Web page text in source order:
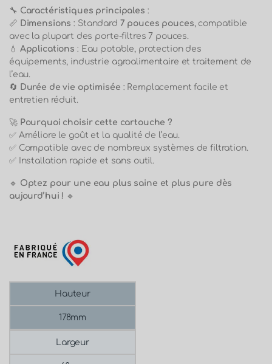
🔧 Caractéristiques principales :
📏 Dimensions : Standard 7 pouces pouces, compatible
avec la plupart des porte-filtres 7 pouces.
💧 Applications : Eau potable, protection des
équipements, industrie agroalimentaire et traitement de
l’eau.
🔄 Durée de vie optimisée : Remplacement facile et
entretien réduit.
🚀 Pourquoi choisir cette cartouche ?
✅ Améliore le goût et la qualité de l’eau.
✅ Compatible avec de nombreux systèmes de filtration.
✅ Installation rapide et sans outil.
🔹 Optez pour une eau plus saine et plus pure dès
aujourd’hui ! 🔹
Hauteur
178mm
Largeur